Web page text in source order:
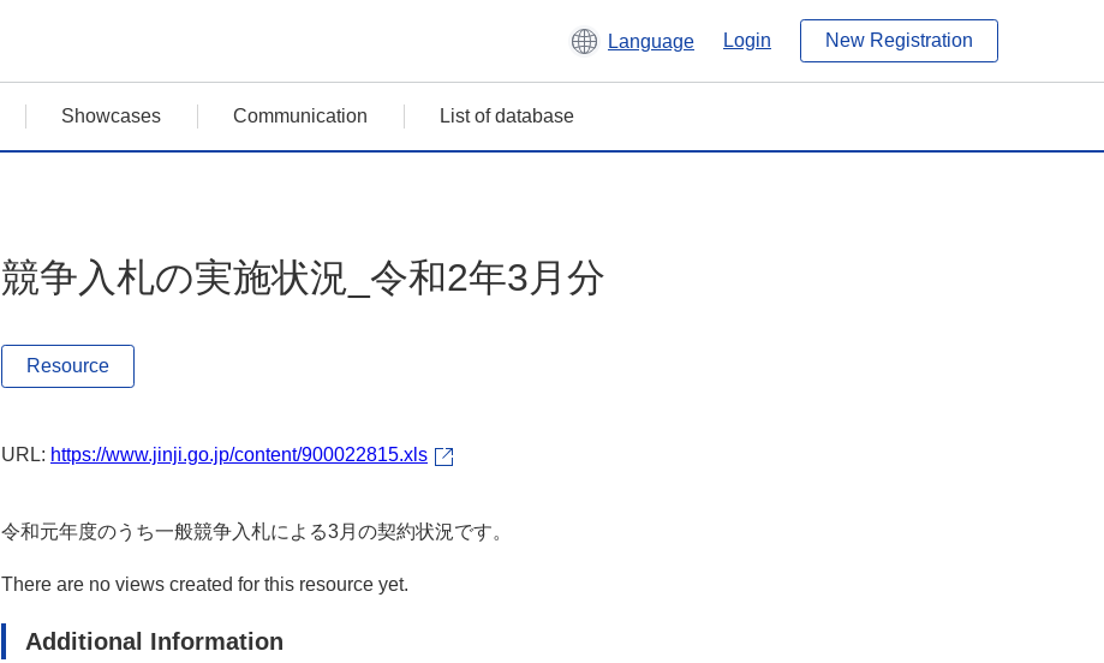
Language Login New Registration
Showcases Communication List of database
競争入札の実施状況_令和2年3月分
Resource
URL: https://www.jinji.go.jp/content/900022815.xls
令和元年度のうち一般競争入札による3月の契約状況です。
There are no views created for this resource yet.
Additional Information